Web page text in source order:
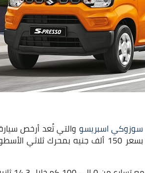
سوزوكي اسبريسو والتي تُعد أرخص